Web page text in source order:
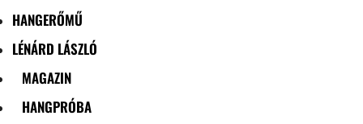
HANGERŐMŰ
LÉNÁRD LÁSZLÓ
MAGAZIN
HANGPRÓBA